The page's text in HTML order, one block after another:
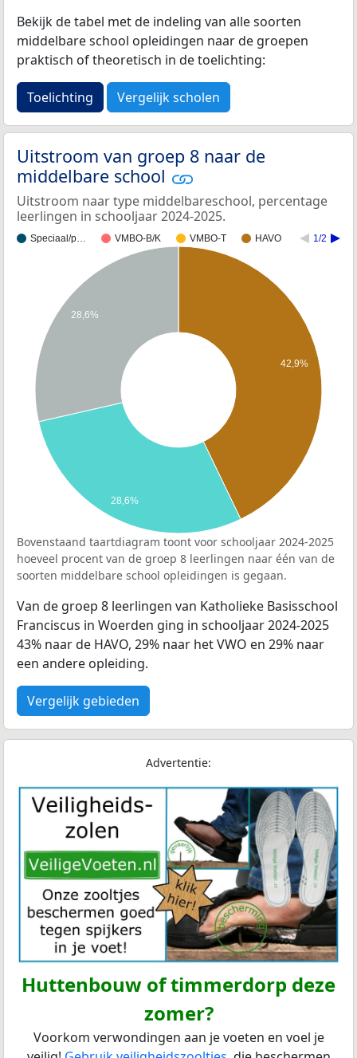
Bekijk de tabel met de indeling van alle soorten
middelbare school opleidingen naar de groepen
praktisch of theoretisch in de toelichting:
Toelichting Vergelijk scholen
Uitstroom van groep 8 naar de
middelbare school
Uitstroom naar type middelbareschool, percentage
leerlingen in schooljaar 2024-2025.
Speciaal/p… VMBO-B/K VMBO-T HAVO 1/2
42,9%
28,6%
28,6%
Bovenstaand taartdiagram toont voor schooljaar 2024-2025
hoeveel procent van de groep 8 leerlingen naar één van de
soorten middelbare school opleidingen is gegaan.
Van de groep 8 leerlingen van Katholieke Basisschool
Franciscus in Woerden ging in schooljaar 2024-2025
43% naar de HAVO, 29% naar het VWO en 29% naar
een andere opleiding.
Vergelijk gebieden
Advertentie:
Huttenbouw of timmerdorp deze
zomer?
Voorkom verwondingen aan je voeten en voel je